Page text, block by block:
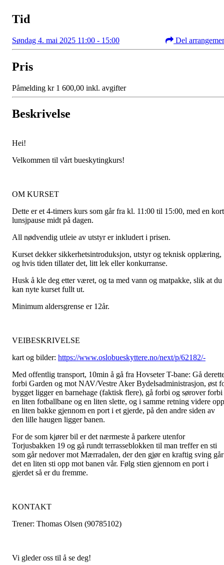
Tid
Søndag 4. mai 2025 11:00 - 15:00 Del
Pris
Påmelding kr 1 600,00 inkl. avgifter
Beskrivelse
Hei!
Velkommen til vårt bueskytingkurs!
OM KURSET
Dette er et 4-timers kurs som går fra kl. 11:00 til 15:00, med en kort
lunsjpause midt på dagen.
All nødvendig utleie av utstyr er inkludert i prisen.
Kurset dekker sikkerhetsintroduksjon, utstyr og teknisk opplæring,
og hvis tiden tillater det, litt lek eller konkurranse.
Husk å kle deg etter været, og ta med vann og matpakke, slik at du
kan nyte kurset fullt ut.
Minimum aldersgrense er 12år.
VEIBESKRIVELSE
kart og bilder: https://www.oslobueskyttere.no/next/p/62182/-
Med offentlig transport, 10min å gå fra Hovseter T-bane: Gå
forbi Garden og mot NAV/Vestre Aker Bydelsadministrasjon, øst
bygget ligger en barnehage (faktisk flere), gå forbi og sørover forbi
en liten fotballbane og en liten slette, og i samme retning videre opp
en liten bakke gjennom en port i et gjerde, på den andre siden av
den lille haugen ligger banen.
For de som kjører bil er det nærmeste å parkere utenfor
Torjusbakken 19 og gå rundt terrasseblokken til man treffer en sti
som går nedover mot Mærradalen, der den gjør en kraftig sving går
det en liten sti opp mot banen vår. Følg stien gjennom en port i
gjerdet så er du fremme.
KONTAKT
Trener: Thomas Olsen (90785102)
Vi gleder oss til å se deg!